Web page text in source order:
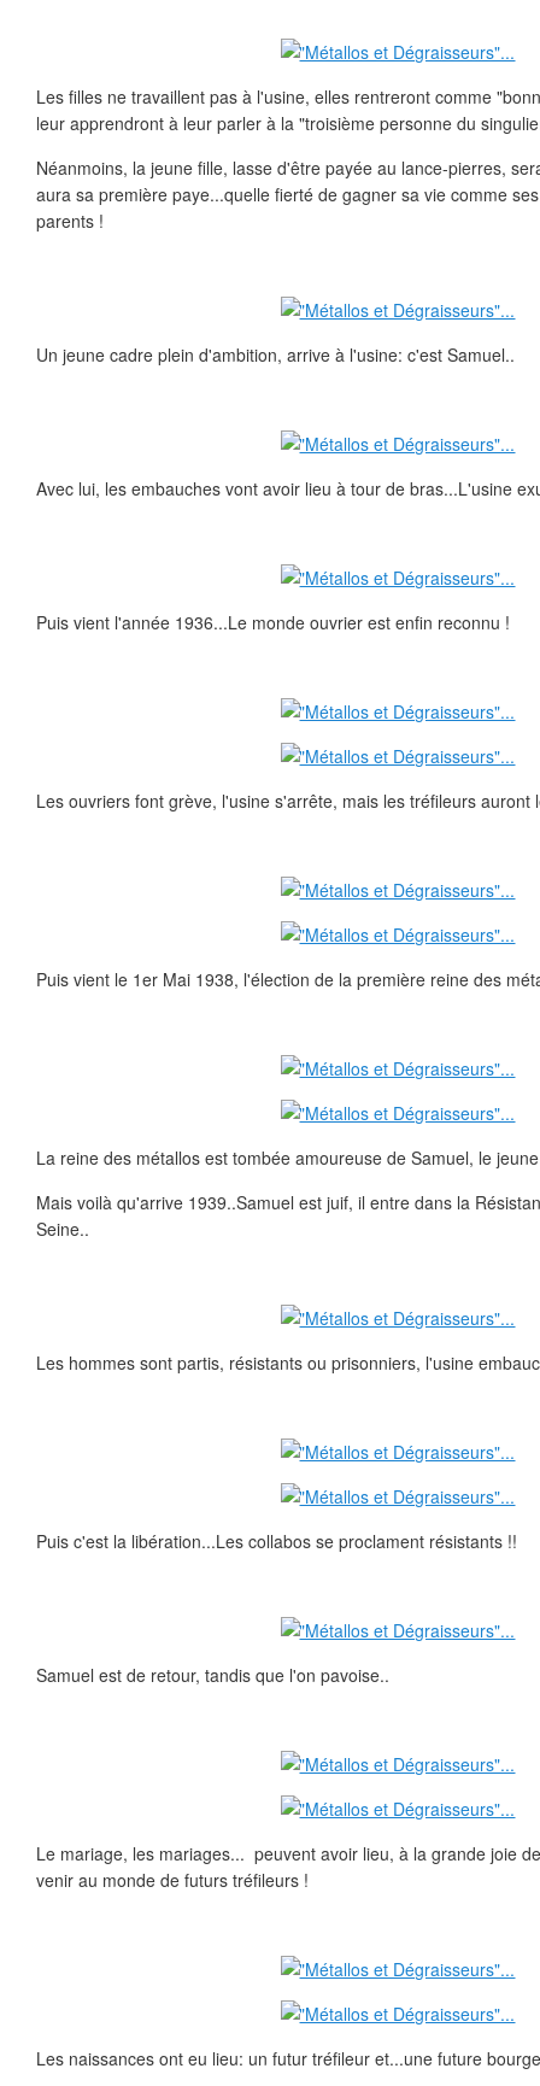
Les filles ne travaillent pas à l'usine, elles rentreront comme
leur apprendront à leur parler à la "troisième personne du
Néanmoins, la jeune fille, lasse d'être payée au lance-pierres,
aura sa première paye...quelle fierté de gagner sa vie comme
parents !
Un jeune cadre plein d'ambition, arrive à l'usine: c'est Samuel..
Avec lui, les embauches vont avoir lieu à tour de bras...L'usine
Puis vient l'année 1936...Le monde ouvrier est enfin reconnu !
Les ouvriers font grève, l'usine s'arrête, mais les tréfileurs auront
Puis vient le 1er Mai 1938, l'élection de la première reine des
La reine des métallos est tombée amoureuse de Samuel, le
Mais voilà qu'arrive 1939..Samuel est juif, il entre dans la
Seine..
Les hommes sont partis, résistants ou prisonniers, l'usine
Puis c'est la libération...Les collabos se proclament résistants !!
Samuel est de retour, tandis que l'on pavoise..
Le mariage, les mariages... peuvent avoir lieu, à la grande joie
venir au monde de futurs tréfileurs !
Les naissances ont eu lieu: un futur tréfileur et...une future